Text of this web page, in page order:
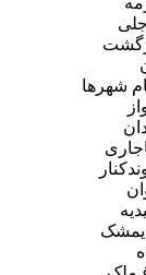
شهر‌ها